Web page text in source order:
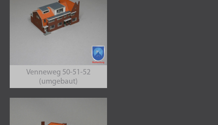
Venneweg 50-51-52
(umgebaut)